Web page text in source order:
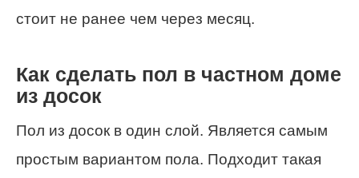
стоит не ранее чем через месяц.
Как сделать пол в частном доме
из досок
Пол из досок в один слой. Является самым
простым вариантом пола. Подходит такая